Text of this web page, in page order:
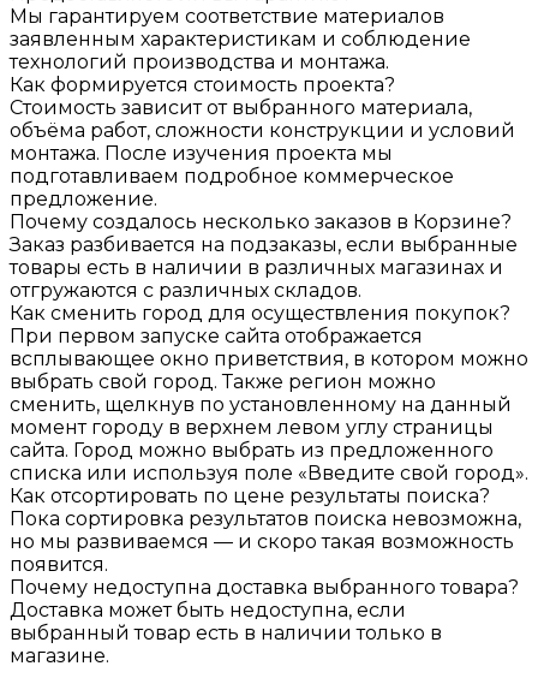
Мы гарантируем соответствие материалов
заявленным характеристикам и соблюдение
технологий производства и монтажа.
Как формируется стоимость проекта?
Стоимость зависит от выбранного материала,
объёма работ, сложности конструкции и условий
монтажа. После изучения проекта мы
подготавливаем подробное коммерческое
предложение.
Почему создалось несколько заказов в Корзине?
Заказ разбивается на подзаказы, если выбранные
товары есть в наличии в различных магазинах и
отгружаются с различных складов.
Как сменить город для осуществления покупок?
При первом запуске сайта отображается
всплывающее окно приветствия, в котором можно
выбрать свой город. Также регион можно
сменить, щелкнув по установленному на данный
момент городу в верхнем левом углу страницы
сайта. Город можно выбрать из предложенного
списка или используя поле «Введите свой город».
Как отсортировать по цене результаты поиска?
Пока сортировка результатов поиска невозможна,
но мы развиваемся — и скоро такая возможность
появится.
Почему недоступна доставка выбранного товара?
Доставка может быть недоступна, если
выбранный товар есть в наличии только в
магазине.